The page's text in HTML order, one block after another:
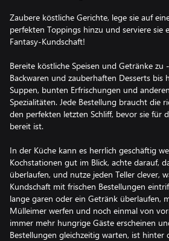
Zaubere köstliche Gerichte, lege sie auf
perfekten Toppings hinzu und serviere sie
Fantasy-Kundschaft!
Bereite köstliche Speisen und Getränke zu
Backwaren und zauberhaften Desserts bis
Suppen, bunten Erfrischungen und
Spezialitäten. Jede Bestellung braucht die
den perfekten letzten Schliff, bevor sie für
bereit ist.
In der Küche kann es herrlich geschäftig
Kochstationen gut im Blick, achte darauf,
überlaufen, und nutze jeden Teller clever,
Kundschaft mit frischen Bestellungen
lange garen oder ein Getränk überlaufen,
Mülleimer werfen und noch einmal von
immer mehr hungrige Gäste erscheinen
Bestellungen gleichzeitig warten, ist hinter